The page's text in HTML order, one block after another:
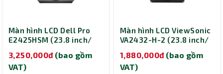
Màn hình LCD Dell Pro
E2425HSM (23.8 inch/
cd/m2/ 5ms/ 100Hz/ / 2
x 2W Speakers)
3,250,000đ (bao gồm
VAT)
Màn hình LCD ViewSonic
VA2432-H-2 (23.8 inch/
cd/m2/ 1ms/ 100Hz)
1,880,000đ (bao gồm
VAT)